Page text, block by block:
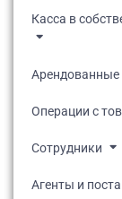
Касса в
Арендованные
Операции с
Сотрудники
Агенты и